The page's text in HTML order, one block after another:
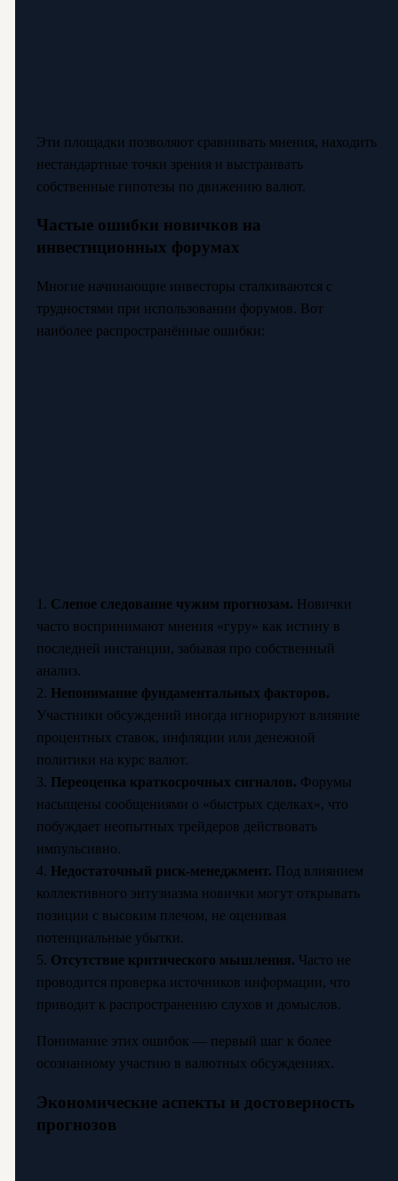
Эти площадки позволяют сравнивать мнения, находить
нестандартные точки зрения и выстраивать
собственные гипотезы по движению валют.
Частые ошибки новичков на
инвестиционных форумах
Многие начинающие инвесторы сталкиваются с
трудностями при использовании форумов. Вот
наиболее распространённые ошибки:
1. Слепое следование чужим прогнозам. Новички
часто воспринимают мнения «гуру» как истину в
последней инстанции, забывая про собственный
анализ.
2. Непонимание фундаментальных факторов.
Участники обсуждений иногда игнорируют влияние
процентных ставок, инфляции или денежной
политики на курс валют.
3. Переоценка краткосрочных сигналов. Форумы
насыщены сообщениями о «быстрых сделках», что
побуждает неопытных трейдеров действовать
импульсивно.
4. Недостаточный риск-менеджмент. Под влиянием
коллективного энтузиазма новички могут открывать
позиции с высоким плечом, не оценивая
потенциальные убытки.
5. Отсутствие критического мышления. Часто не
проводится проверка источников информации, что
приводит к распространению слухов и домыслов.
Понимание этих ошибок — первый шаг к более
осознанному участию в валютных обсуждениях.
Экономические аспекты и достоверность
прогнозов